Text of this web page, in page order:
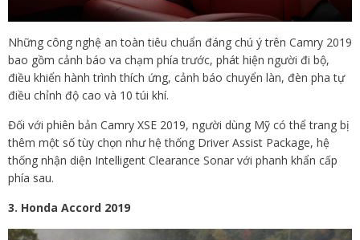
Những công nghệ an toàn tiêu chuẩn đáng chú ý trên Camry 2019
bao gồm cảnh báo va chạm phía trước, phát hiện người đi bộ,
điều khiển hành trình thích ứng, cảnh báo chuyển làn, đèn pha tự
điều chỉnh độ cao và 10 túi khí.
Đối với phiên bản Camry XSE 2019, người dùng Mỹ có thể trang bị
thêm một số tùy chọn như hệ thống Driver Assist Package, hệ
thống nhận diện Intelligent Clearance Sonar với phanh khẩn cấp
phía sau.
3. Honda Accord 2019